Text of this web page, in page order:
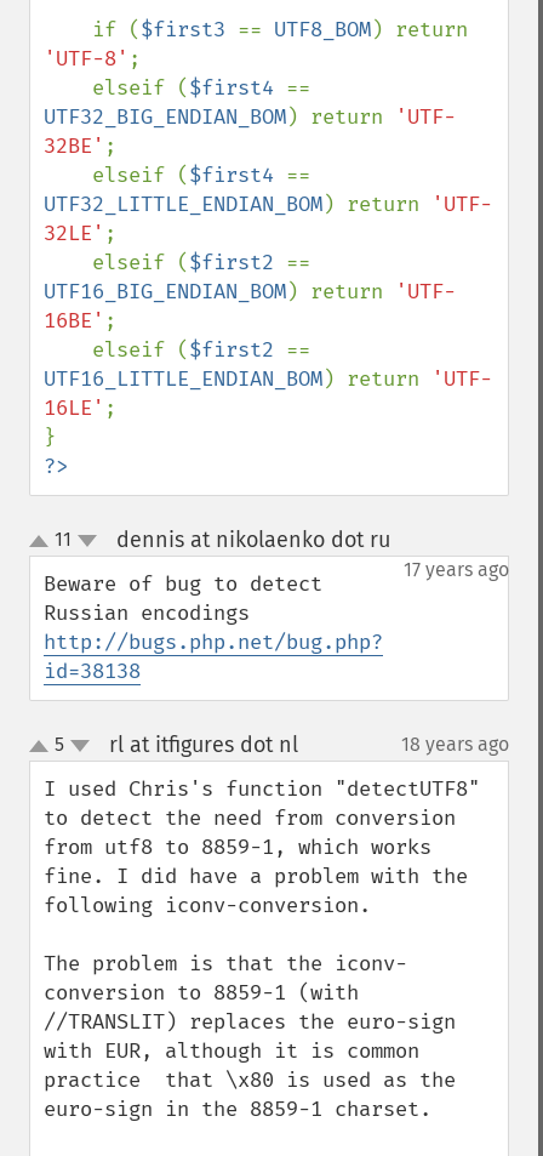
    if (
$first3 == UTF8_BOM
'UTF-8' ;
    elseif (
$first4
UTF32_BIG_ENDIAN_BOM) return
'UTF-
32BE' ;
    elseif (
$first4
UTF32_LITTLE_ENDIAN_BOM) return
'UTF-
32LE' ;
    elseif (
$first2
UTF16_BIG_ENDIAN_BOM) return
'UTF-
16BE' ;
    elseif (
$first2
UTF16_LITTLE_ENDIAN_BOM) return
'UTF-
16LE' ;
?>
up
down
11 dennis at nikolaenko dot ru
17 years ago
Beware of bug to detect
http://bugs.php.net/bug.php?
id=38138
up
down
5 rl at itfigures dot nl¶ 18 years ago
I used Chris's function "detectUTF8"
to detect the need from conversion
from utf8 to 8859-1, which works
fine. I did have a problem with the
following iconv-conversion.
The problem is that the iconv-
conversion to 8859-1 (with
//TRANSLIT) replaces the euro-sign
with EUR, although it is common
practice  that \x80 is used as the
euro-sign in the 8859-1 charset.